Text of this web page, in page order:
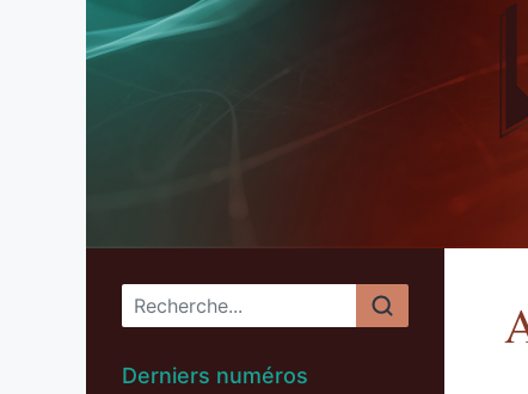
Menu principal
Derniers numéros